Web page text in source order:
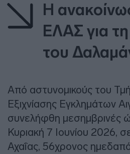
Η
ΕΛΑΣ για
του
Από αστυνομικούς του
Εξιχνίασης Εγκλημάτων
συνελήφθη μεσημβρινές
Κυριακή 7 Ιουνίου 2026,
Αχαΐας, 56χρονος